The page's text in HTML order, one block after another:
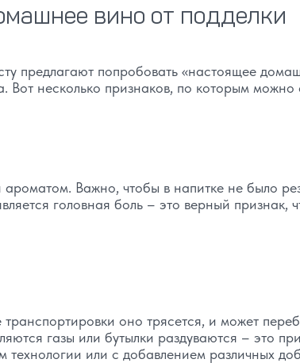
вино от подделки
предлагают попробовать «настоящее
Вот несколько признаков, по которым можно
Важно, чтобы в напитке не было
головная боль – это верный признак,
оно трясется, и может
газы или бутылки раздуваются – это
технологии или с добавлением различных